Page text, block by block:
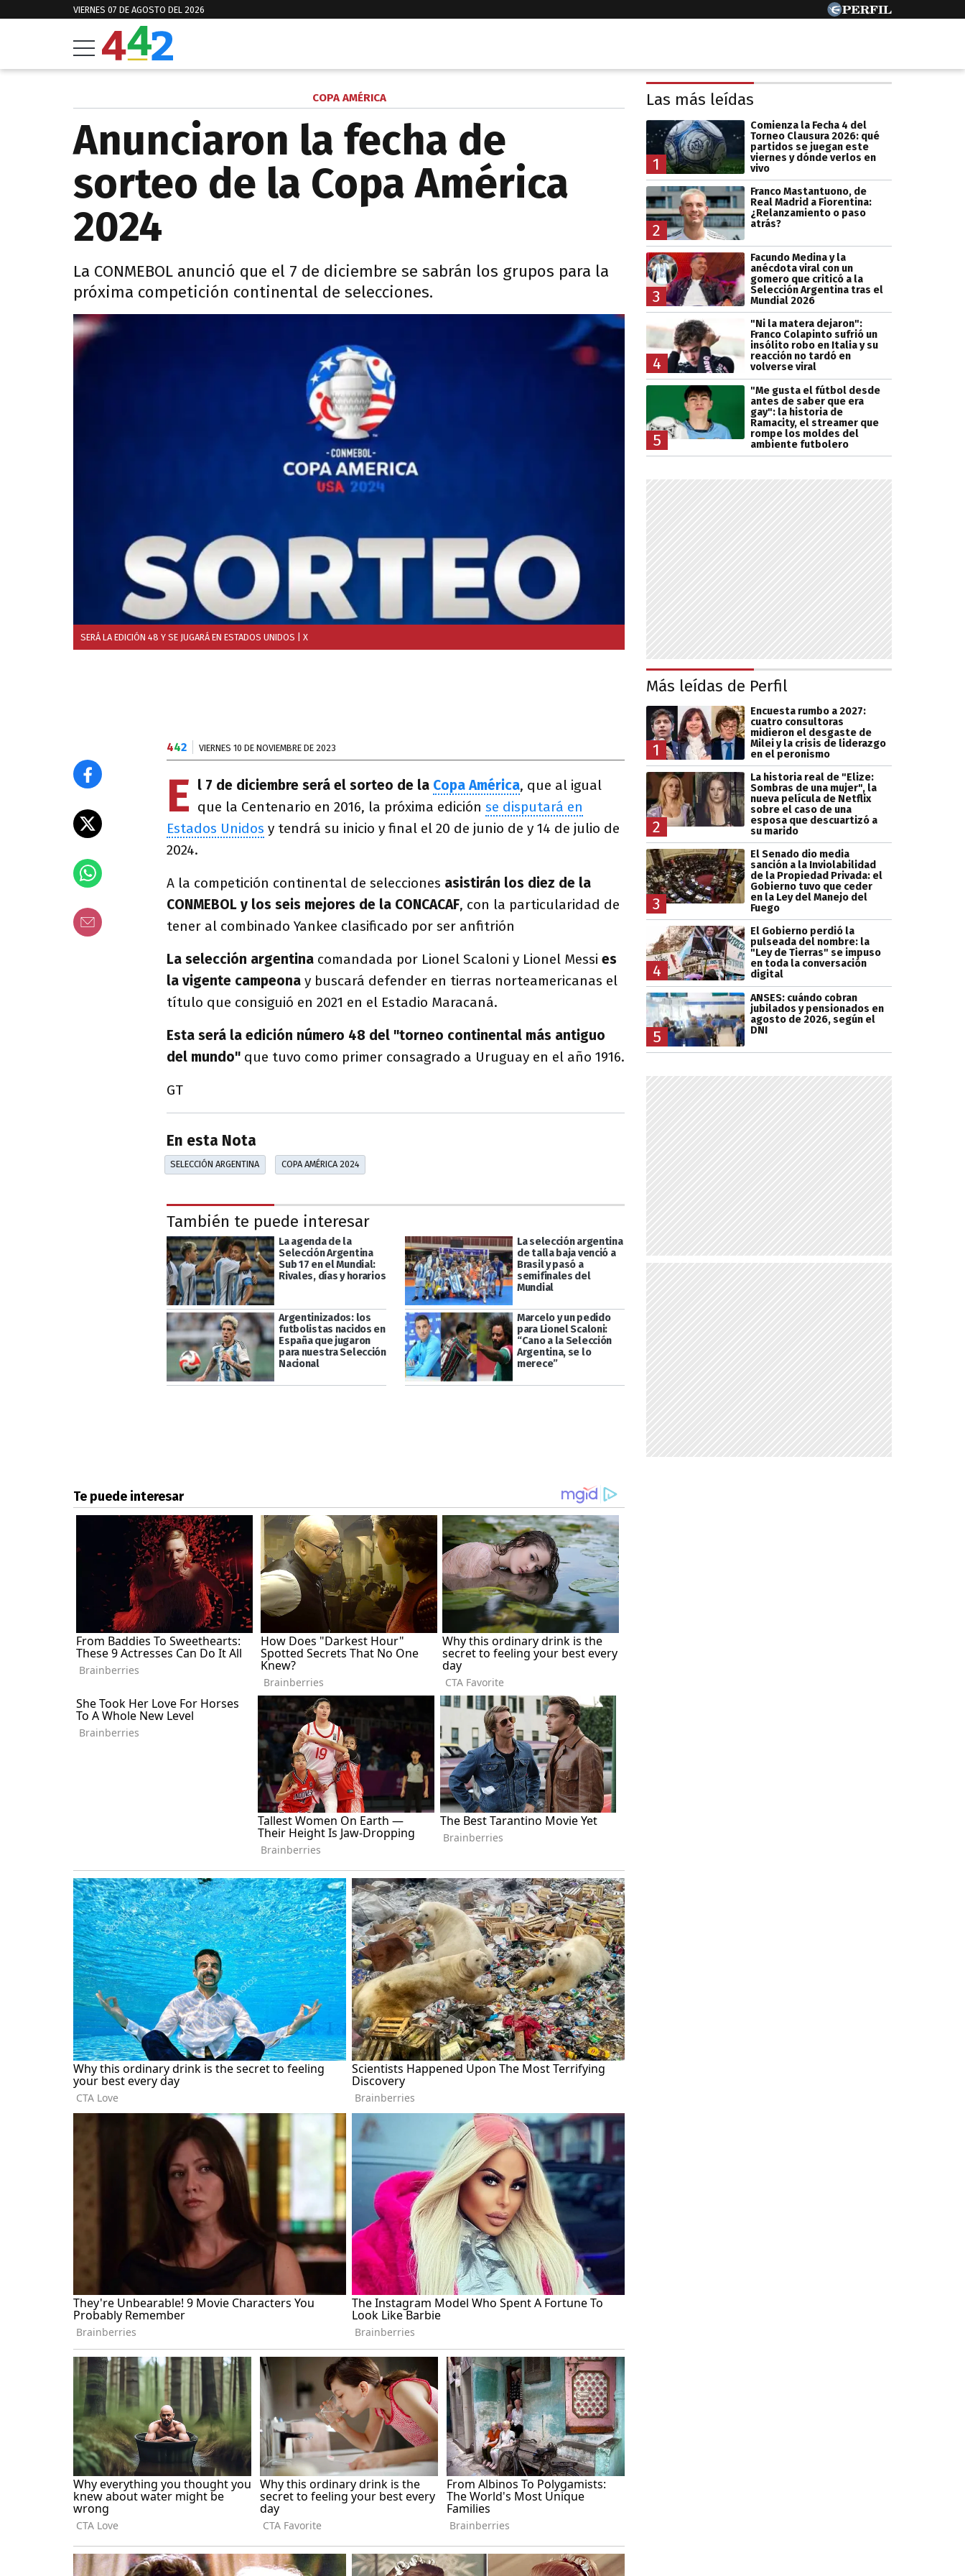
VIERNES 07 DE AGOSTO DEL 2026
COPA AMÉRICA
Anunciaron la fecha de
sorteo de la Copa América
2024
La CONMEBOL anunció que el 7 de diciembre se sabrán los grupos para la
próxima competición continental de selecciones.
SERÁ LA EDICIÓN 48 Y SE JUGARÁ EN ESTADOS UNIDOS | X
442 VIERNES 10 DE NOVIEMBRE DE 2023
E l 7 de diciembre será el sorteo de la Copa América, que al igual
que la Centenario en 2016, la próxima edición se disputará en
Estados Unidos y tendrá su inicio y final el 20 de junio de y 14 de julio de
2024.
A la competición continental de selecciones asistirán los diez de la
CONMEBOL y los seis mejores de la CONCACAF, con la particularidad de
tener al combinado Yankee clasificado por ser anfitrión
La selección argentina comandada por Lionel Scaloni y Lionel Messi es
la vigente campeona y buscará defender en tierras norteamericanas el
título que consiguió en 2021 en el Estadio Maracaná.
Esta será la edición número 48 del "torneo continental más antiguo
del mundo" que tuvo como primer consagrado a Uruguay en el año 1916.
GT
En esta Nota
SELECCIÓN ARGENTINA COPA AMÉRICA 2024
También te puede interesar
La agenda de la
Selección Argentina
Sub 17 en el Mundial:
Rivales, días y horarios
La selección argentina
de talla baja venció a
Brasil y pasó a
semifinales del
Mundial
Argentinizados: los
futbolistas nacidos en
España que jugaron
para nuestra Selección
Nacional
Marcelo y un pedido
para Lionel Scaloni:
“Cano a la Selección
Argentina, se lo
merece”
Las más leídas
1
Comienza la Fecha 4 del
Torneo Clausura 2026: qué
partidos se juegan este
viernes y dónde verlos en
vivo
2
Franco Mastantuono, de
Real Madrid a Fiorentina:
¿Relanzamiento o paso
atrás?
3
Facundo Medina y la
anécdota viral con un
gomero que criticó a la
Selección Argentina tras el
Mundial 2026
4
"Ni la matera dejaron":
Franco Colapinto sufrió un
insólito robo en Italia y su
reacción no tardó en
volverse viral
5
"Me gusta el fútbol desde
antes de saber que era
gay": la historia de
Ramacity, el streamer que
rompe los moldes del
ambiente futbolero
Más leídas de Perfil
1
Encuesta rumbo a 2027:
cuatro consultoras
midieron el desgaste de
Milei y la crisis de liderazgo
en el peronismo
2
La historia real de "Elize:
Sombras de una mujer", la
nueva película de Netflix
sobre el caso de una
esposa que descuartizó a
su marido
3
El Senado dio media
sanción a la Inviolabilidad
de la Propiedad Privada: el
Gobierno tuvo que ceder
en la Ley del Manejo del
Fuego
4
El Gobierno perdió la
pulseada del nombre: la
"Ley de Tierras" se impuso
en toda la conversación
digital
5
ANSES: cuándo cobran
jubilados y pensionados en
agosto de 2026, según el
DNI